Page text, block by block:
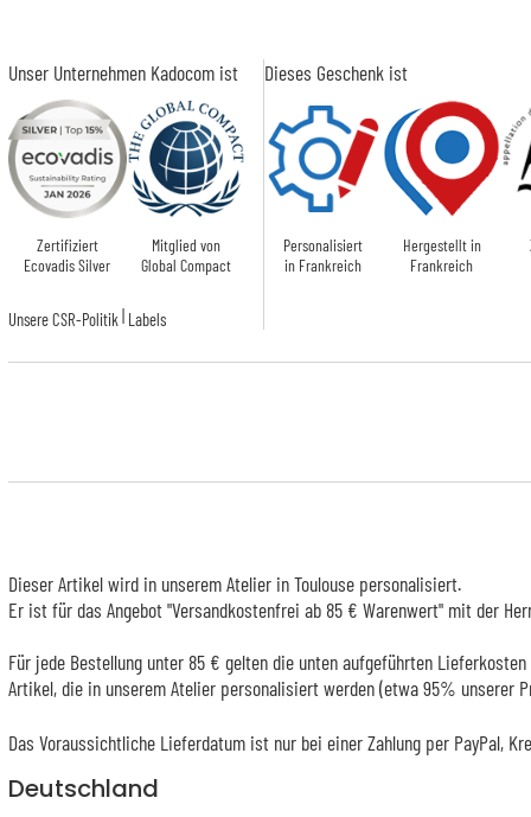
Unser Unternehmen Kadocom ist
Zertifiziert
Ecovadis Silver
Mitglied von
Global Compact
Unsere CSR-Politik | Labels
Dieses Geschenk ist
Personalisiert
in Frankreich
Hergestellt in
Frankreich
Dieser Artikel wird in unserem Atelier in Toulouse personalisiert.
Er ist für das Angebot "Versandkostenfrei ab 85 € Warenwert" mit der
Für jede Bestellung unter 85 € gelten die unten aufgeführten
Artikel, die in unserem Atelier personalisiert werden (etwa 95% unserer
Das Voraussichtliche Lieferdatum ist nur bei einer Zahlung per PayPal,
Deutschland